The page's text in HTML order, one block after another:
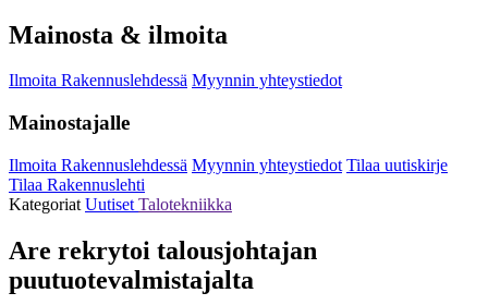
Mainosta & ilmoita
Ilmoita Rakennuslehdessä Myynnin yhteystiedot
Mainostajalle
Ilmoita Rakennuslehdessä Myynnin yhteystiedot Tilaa uutiskirje
Tilaa Rakennuslehti
Kategoriat Uutiset Talotekniikka
Are rekrytoi talousjohtajan
puutuotevalmistajalta